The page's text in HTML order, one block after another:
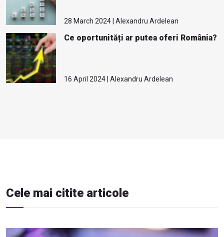
28 March 2024 | Alexandru Ardelean
Ce oportunități ar putea oferi România?
16 April 2024 | Alexandru Ardelean
Cele mai citite articole